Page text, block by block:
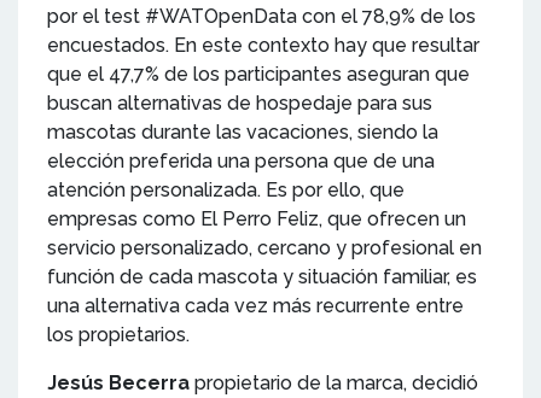
por el test #WATOpenData con el 78,9% de los
encuestados. En este contexto hay que resultar
que el 47,7% de los participantes aseguran que
buscan alternativas de hospedaje para sus
mascotas durante las vacaciones, siendo la
elección preferida una persona que de una
atención personalizada. Es por ello, que
empresas como El Perro Feliz, que ofrecen un
servicio personalizado, cercano y profesional en
función de cada mascota y situación familiar, es
una alternativa cada vez más recurrente entre
los propietarios.
Jesús Becerra propietario de la marca, decidió